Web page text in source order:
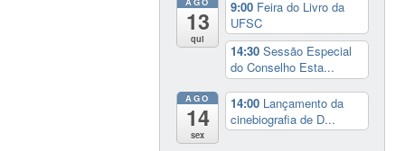
13
qui
9:00 Feira do Livro da
UFSC
14:30Sessão Especial
do Conselho Esta...
AGO
14
sex
14:00 Lançamento da
cinebiografia de D...